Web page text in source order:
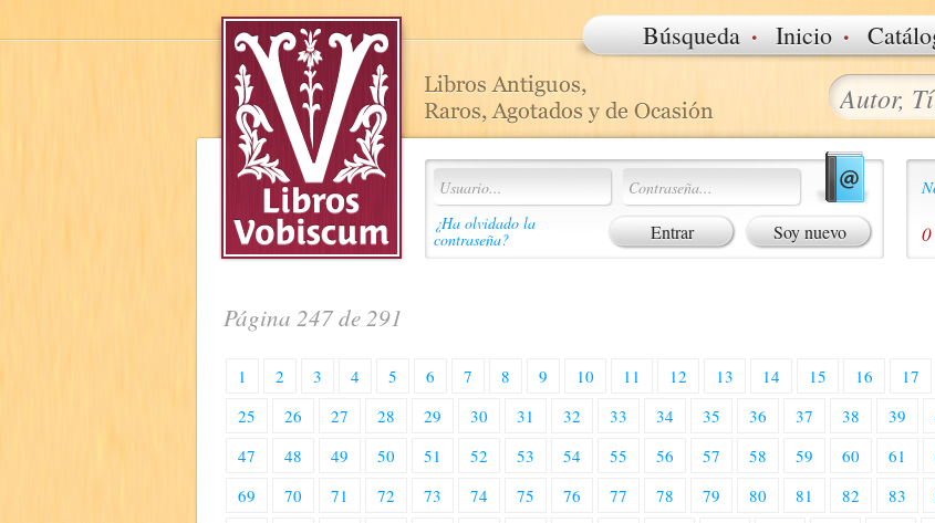
Búsqueda · Inicio ·
¿Ha olvidado la
contraseña? Soy nuevo
Página 247 de 291
1 2 3 4 5 6 7 8 9 10 11 12 13 14 15 16 17
25
26 27 28 29 30 31 32 33 34 35 36 37 38 39
47
48 49 50 51 52 53 54 55 56 57 58 59 60 61
69
70 71 72 73 74 75 76 77 78 79 80 81 82 83